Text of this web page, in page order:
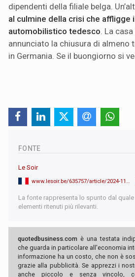
dipendenti della filiale belga.
al culmine della crisi che affligge
automobilistico tedesco . La
annunciato la chiusura di almeno
in Germania. Se il buongiorno si
FONTE
Le Soir
La fonte rappresenta lo spunto dal
elementi ritenuti più rilevanti.
quotedbusiness.com è una testata
che guarda in particolare all'economia
informazione ha un costo, che non è
grazie alla pubblicità. Se apprezzi i
anche piccolo e senza vincolo,